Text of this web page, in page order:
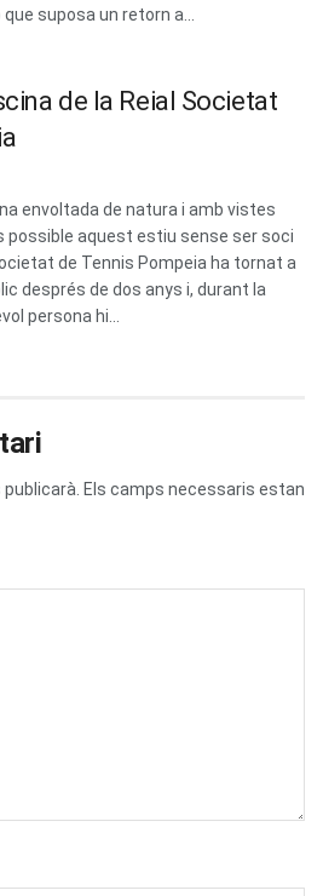
suposa un retorn a...
de la Reial Societat
envoltada de natura i amb vistes
possible aquest estiu sense ser soci
de Tennis Pompeia ha tornat a
després de dos anys i, durant la
persona hi...
Els camps necessaris estan